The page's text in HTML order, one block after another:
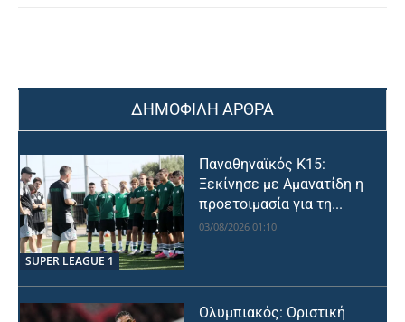
ΔΗΜΟΦΙΛΗ ΑΡΘΡΑ
SUPER LEAGUE 1
Παναθηναϊκός Κ15:
Ξεκίνησε με Αμανατίδη η
προετοιμασία για τη...
03/08/2026 01:10
Ολυμπιακός: Οριστική